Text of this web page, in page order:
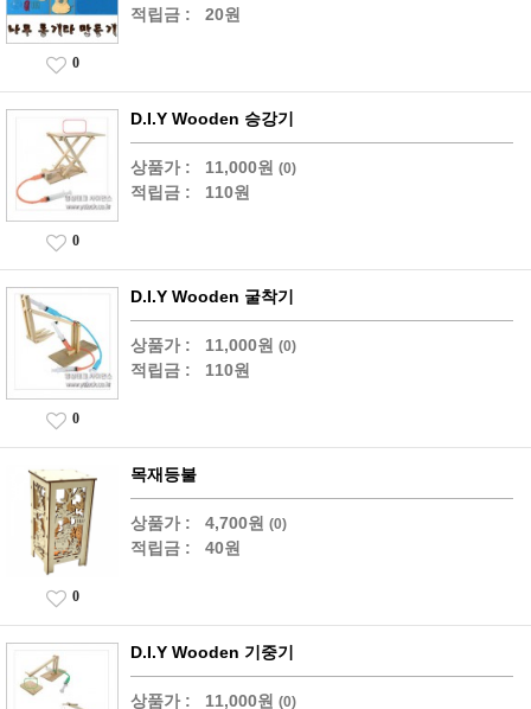
적립금 : 20원
0
D.I.Y Wooden 승강기
상품가 : 11,000원 (0)
적립금 : 110원
0
D.I.Y Wooden 굴착기
상품가 : 11,000원 (0)
적립금 : 110원
0
목재등불
상품가 : 4,700원 (0)
적립금 : 40원
0
D.I.Y Wooden 기중기
상품가 : 11,000원 (0)